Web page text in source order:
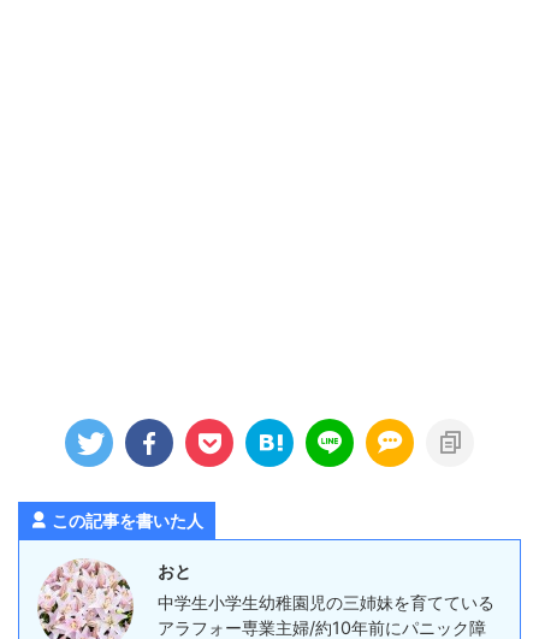
この記事を書いた人
おと
中学生小学生幼稚園児の三姉妹を育てている
アラフォー専業主婦/約10年前にパニック障